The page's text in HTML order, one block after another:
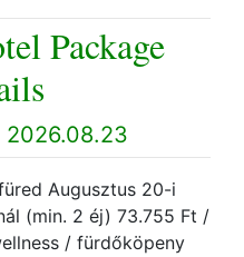
Package
Augusztus 20-i
(min. 2 éj) 73.755 Ft /
/ fürdőköpeny